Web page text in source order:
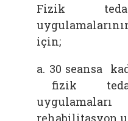
Fizik
için;
a. 30 seansa
fizik
rehabilitasyon